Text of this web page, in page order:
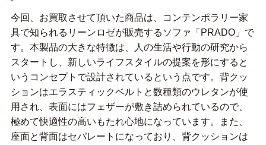
今回、お買取させて頂いた商品は、コンテンポラリー家
具で知られるリーンロゼが販売するソファ「PRADO」で
す。本製品の大きな特徴は、人の生活や行動の研究から
スタートし、新しいライフスタイルの提案を形にすると
いうコンセプトで設計されているという点です。背クッ
ションはエラスティックベルトと数種類のウレタンが使
用され、表面にはフェザーが敷き詰められているので、
極めて快適性の高いもたれ心地になっています。また、
座面と背面はセパレートになっており、背クッションは